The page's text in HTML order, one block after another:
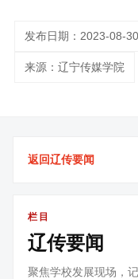
发布日期：2023-08-
来源：辽宁传媒学院
返回辽传要闻
栏目
辽传要闻
聚焦学校发展现场，